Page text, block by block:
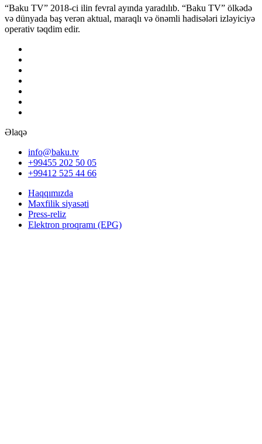
“Baku TV” 2018-ci ilin fevral ayında yaradılıb. “Baku TV” ölkədə
və dünyada baş verən aktual, maraqlı və önəmli hadisələri izləyiciyə
operativ təqdim edir.
Əlaqə
info@baku.tv
+99455 202 50 05
+99412 525 44 66
Haqqımızda
Məxfilik siyasəti
Press-reliz
Elektron proqramı (EPG)